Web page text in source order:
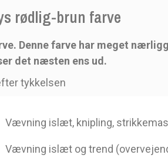
rødlig-brun farve
Denne farve har meget
det næsten ens ud.
tykkelsen
Vævning islæt, knipling,
Vævning islæt og trend